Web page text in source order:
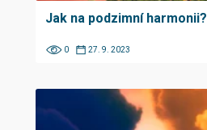
Jak na podzimní harmonii?
0 27. 9. 2023